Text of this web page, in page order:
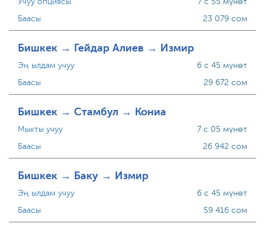
Баасы
23 079 сом
Бишкек → Гейдар Алиев → Измир
Эң ылдам учуу
Баасы
6 с 45 мүнөт
29 672 сом
Бишкек → Стамбул → Кониа
Мыкты учуу
Баасы
7 с 05 мүнөт
26 942 сом
Бишкек → Баку → Измир
Эң ылдам учуу
Баасы
6 с 45 мүнөт
59 416 сом